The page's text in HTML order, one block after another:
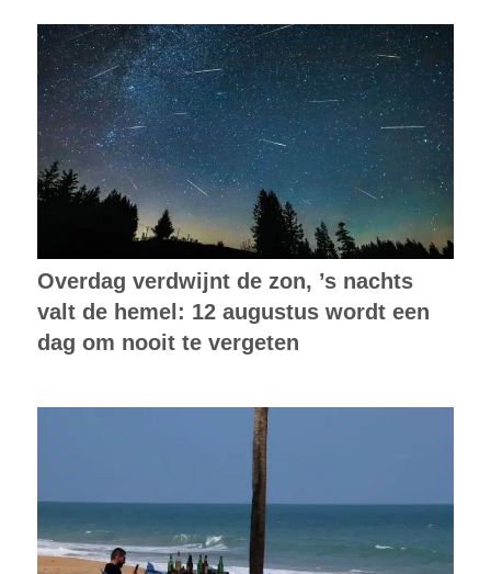
Overdag verdwijnt de zon, ’s nachts
valt de hemel: 12 augustus wordt een
dag om nooit te vergeten